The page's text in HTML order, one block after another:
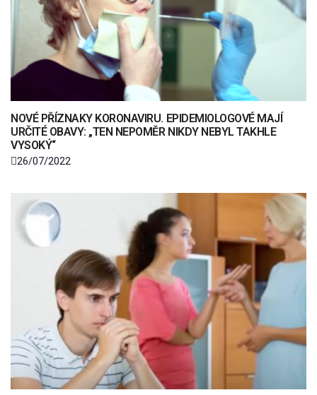
NOVÉ PŘÍZNAKY KORONAVIRU. EPIDEMIOLOGOVÉ MAJÍ
URČITÉ OBAVY: „TEN NEPOMĚR NIKDY NEBYL TAKHLE
VYSOKÝ“
26/07/2022